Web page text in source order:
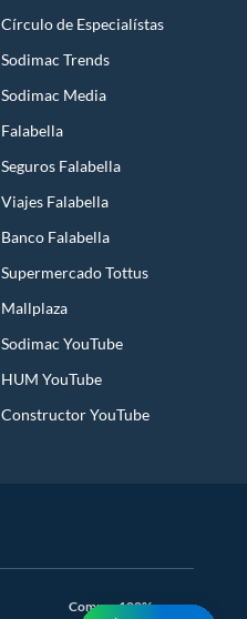
Círculo de Especialístas
Sodimac Trends
Sodimac Media
Falabella
Seguros Falabella
Viajes Falabella
Banco Falabella
Supermercado Tottus
Mallplaza
Sodimac YouTube
HUM YouTube
Constructor YouTube
Compra 100% segura